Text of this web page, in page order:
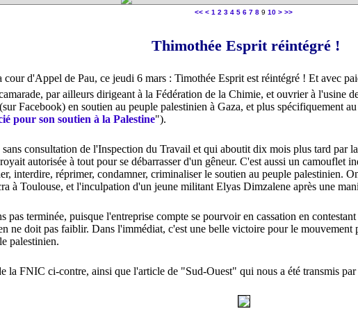
<< < 1 2 3 4 5 6 7 8 9 10 20
30
40
50
60
70
80
90
> >>
Thimothée Esprit réintégré !
cour d'Appel de Pau, ce jeudi 6 mars : Timothée Esprit est réintégré ! Et avec
par ailleurs dirigeant à la Fédération de la Chimie, et ouvrier à l'usine
Facebook) en soutien au peuple palestinien à Gaza, et plus spécifiquement
pour son soutien à la Palestine").
consultation de l'Inspection du Travail et qui aboutit dix mois plus tard par
autorisée à tout pour se débarrasser d'un gêneur. C'est aussi un camouflet
interdire, réprimer, condamner, criminaliser le soutien au peuple palestinien.
à Toulouse, et l'inculpation d'un jeune militant Elyas Dimzalene après une
pas terminée, puisque l'entreprise compte se pourvoir en cassation en
ne doit pas faiblir. Dans l'immédiat, c'est une belle victoire pour le
palestinien.
la FNIC ci-contre, ainsi que l'article de "Sud-Ouest" qui nous a été transmis